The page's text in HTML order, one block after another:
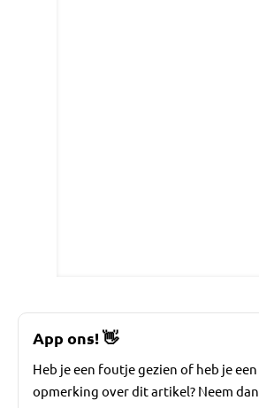
App ons!👋
Heb je een foutje gezien of heb je een
opmerking over dit artikel? Neem dan